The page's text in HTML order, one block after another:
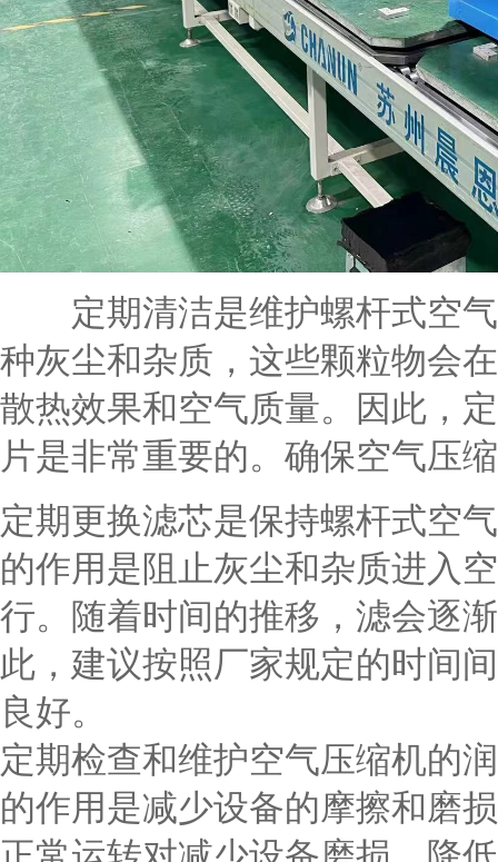
定期清洁是维护螺杆式空气
种灰尘和杂质，这些颗粒物会
散热效果和空气质量。因此，
片是非常重要的。确保空气压
定期更换滤芯是保持螺杆式空
的作用是阻止灰尘和杂质进入
行。随着时间的推移，滤会逐
此，建议按照厂家规定的时间
良好。
定期检查和维护空气压缩机的
的作用是减少设备的摩擦和磨